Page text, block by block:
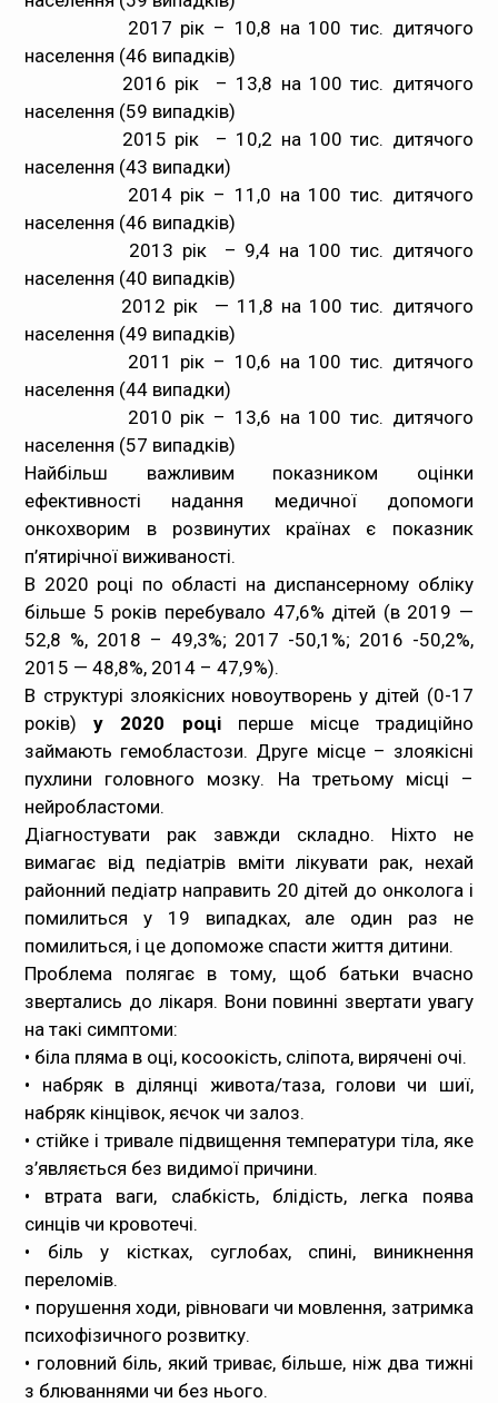
2017 рік – 10,8 на 100 тис. дитячого
населення (46 випадків)
2016 рік – 13,8 на 100 тис. дитячого
населення (59 випадків)
2015 рік – 10,2 на 100 тис. дитячого
населення (43 випадки)
2014 рік – 11,0 на 100 тис. дитячого
населення (46 випадків)
2013 рік – 9,4 на 100 тис. дитячого
населення (40 випадків)
2012 рік — 11,8 на 100 тис. дитячого
населення (49 випадків)
2011 рік – 10,6 на 100 тис. дитячого
населення (44 випадки)
2010 рік – 13,6 на 100 тис. дитячого
населення (57 випадків)
Найбільш важливим показником оцінки
ефективності надання медичної допомоги
онкохворим в розвинутих країнах є показник
п’ятирічної виживаності.
В 2020 році по області на диспансерному обліку
більше 5 років перебувало 47,6% дітей (в 2019 —
52,8 %, 2018 – 49,3%; 2017 -50,1%; 2016 -50,2%,
2015 — 48,8%, 2014 – 47,9%).
В структурі злоякісних новоутворень у дітей (0-17
років)у 2020 роціперше місце традиційно
займають гемобластози. Друге місце – злоякісні
пухлини головного мозку. На третьому місці –
нейробластоми.
Діагностувати рак завжди складно. Ніхто не
вимагає від педіатрів вміти лікувати рак, нехай
районний педіатр направить 20 дітей до онколога і
помилиться у 19 випадках, але один раз не
помилиться, і це допоможе спасти життя дитини.
Проблема полягає в тому, щоб батьки вчасно
звертались до лікаря. Вони повинні звертати увагу
на такі симптоми:
• біла пляма в оці, косоокість, сліпота, вирячені очі.
• набряк в ділянці живота/таза, голови чи шиї,
набряк кінцівок, яєчок чи залоз.
• стійке і тривале підвищення температури тіла, яке
з’являється без видимої причини.
• втрата ваги, слабкість, блідість, легка поява
синців чи кровотечі.
• біль у кістках, суглобах, спині, виникнення
переломів.
• порушення ходи, рівноваги чи мовлення, затримка
психофізичного розвитку.
• головний біль, який триває, більше, ніж два тижні
з блюваннями чи без нього.